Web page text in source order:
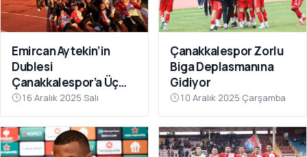
Emircan Aytekin’in
Dublesi
Çanakkalespor’a Üç
Puanı Getirdi
16 Aralık 2025 Salı
Çanakkalespor Zorlu
Biga Deplasmanına
Gidiyor
10 Aralık 2025 Çarşamba